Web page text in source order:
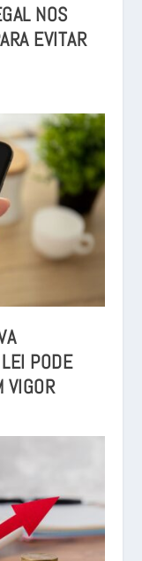
NOS
EVITAR
PODE
VIGOR